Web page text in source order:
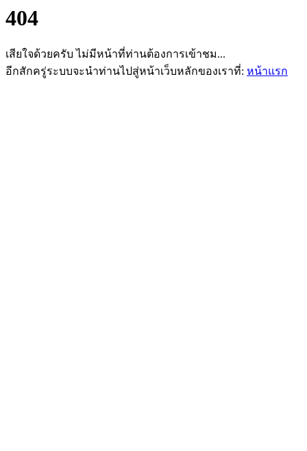
404
เสียใจด้วยครับ ไม่มีหน้าที่ท่านต้องการเข้าชม...
อีกสักครู่ระบบจะนำท่านไปสู่หน้าเว็บหลักของเราที่: หน้าแรก